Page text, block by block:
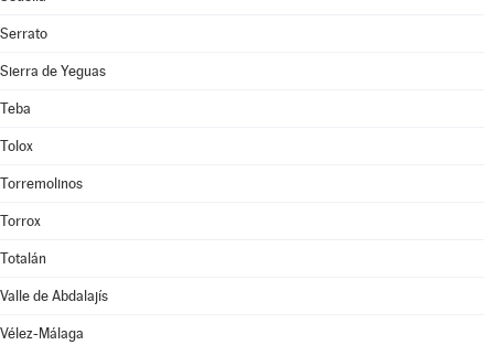
Serrato
Sierra de Yeguas
Teba
Tolox
Torremolinos
Torrox
Totalán
Valle de Abdalajís
Vélez-Málaga